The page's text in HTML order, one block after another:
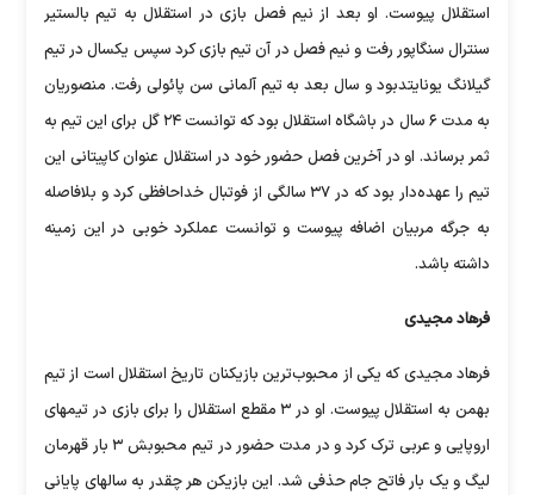
استقلال پیوست. او بعد از نیم فصل بازی در استقلال به تیم بالستیر
سنترال سنگاپور رفت و نیم فصل در آن تیم بازی کرد سپس یکسال در تیم
گیلانگ یونایتدبود و سال بعد به تیم آلمانی سن پائولی رفت. منصوریان
به مدت ۶ سال در باشگاه استقلال بود که توانست ۲۴ گل برای این تیم به
ثمر برساند. او در آخرین فصل حضور خود در استقلال عنوان کاپیتانی این
تیم را عهده‌دار بود که در ۳۷ سالگی از فوتبال خداحافظی کرد و بلافاصله
به جرگه مربیان اضافه پیوست و توانست عملکرد خوبی در این زمینه
داشته باشد.
فرهاد مجیدی
فرهاد مجیدی که یکی از محبوب‌ترین بازیکنان تاریخ استقلال است از تیم
بهمن به استقلال پیوست. او در ۳ مقطع استقلال را برای بازی در تیمهای
اروپایی و عربی ترک کرد و در مدت حضور در تیم محبوبش ۳ بار قهرمان
لیگ و یک بار فاتح جام حذفی شد. این بازیکن هر چقدر به سالهای پایانی